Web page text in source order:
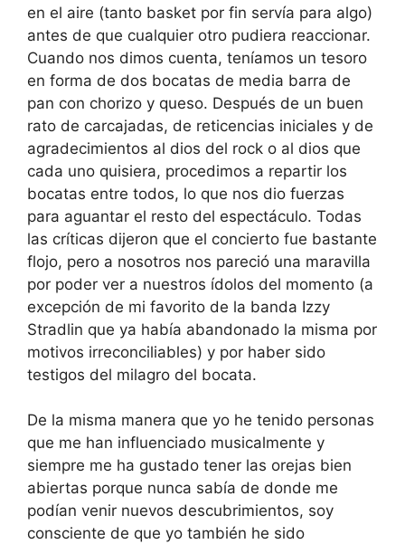
en el aire (tanto basket por fin servía para algo)
antes de que cualquier otro pudiera reaccionar.
Cuando nos dimos cuenta, teníamos un tesoro
en forma de dos bocatas de media barra de
pan con chorizo y queso. Después de un buen
rato de carcajadas, de reticencias iniciales y de
agradecimientos al dios del rock o al dios que
cada uno quisiera, procedimos a repartir los
bocatas entre todos, lo que nos dio fuerzas
para aguantar el resto del espectáculo. Todas
las críticas dijeron que el concierto fue bastante
flojo, pero a nosotros nos pareció una maravilla
por poder ver a nuestros ídolos del momento (a
excepción de mi favorito de la banda Izzy
Stradlin que ya había abandonado la misma por
motivos irreconciliables) y por haber sido
testigos del milagro del bocata.
De la misma manera que yo he tenido personas
que me han influenciado musicalmente y
siempre me ha gustado tener las orejas bien
abiertas porque nunca sabía de donde me
podían venir nuevos descubrimientos, soy
consciente de que yo también he sido